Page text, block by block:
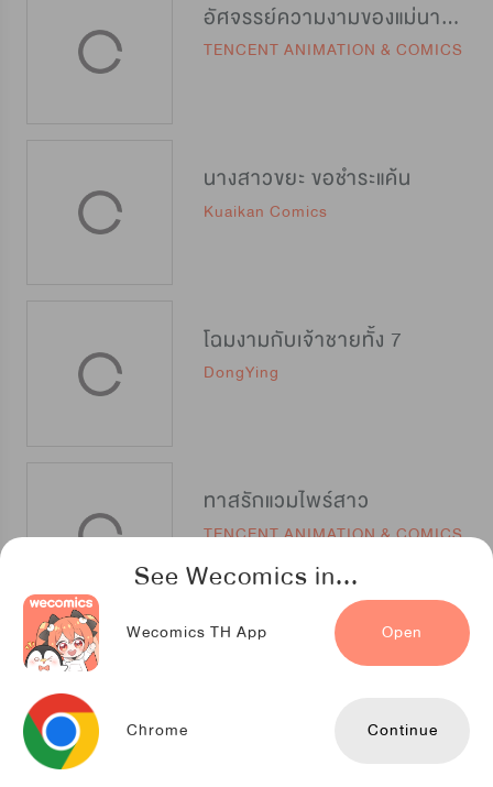
See Wecomics in...
Wecomics TH App Open
Chrome Continue
อัศจรรย์ความงามของแม่นางสายลับ
TENCENT ANIMATION & COMICS
นางสาวขยะ ขอชำระแค้น
Kuaikan Comics
โฉมงามกับเจ้าชายทั้ง 7
DongYing
ทาสรักแวมไพร์สาว
TENCENT ANIMATION & COMICS
โปรดอย่าตามหาฉัน